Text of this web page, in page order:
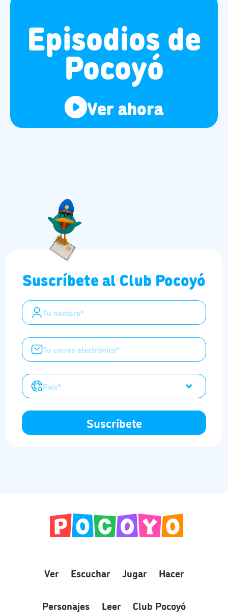
Episodios de
Pocoyó
Ver ahora
Suscríbete al Club Pocoyó
Ver Escuchar Jugar Hacer
Personajes Leer
Club Pocoyó